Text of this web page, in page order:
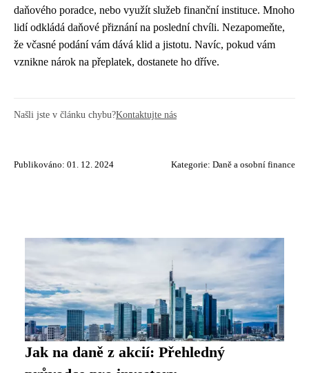
daňového poradce, nebo využít služeb finanční instituce. Mnoho
lidí odkládá daňové přiznání na poslední chvíli. Nezapomeňte,
že včasné podání vám dává klid a jistotu. Navíc, pokud vám
vznikne nárok na přeplatek, dostanete ho dříve.
Našli jste v článku chybu?Kontaktujte nás
Publikováno: 01. 12. 2024 Kategorie: Daně a osobní finance
Jak na daně z akcií: Přehledný